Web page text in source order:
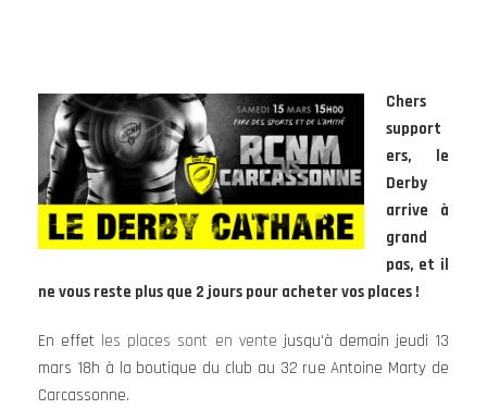
Chers
support
ers, le
Derby
arrive à
grand
pas, et il
ne vous reste plus que 2 jours pour acheter vos places !
En effet les places sont en vente jusqu’à demain jeudi 13
mars 18h à la boutique du club au 32 rue Antoine Marty de
Carcassonne.